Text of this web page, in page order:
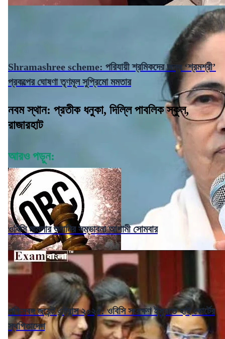
Shramashree scheme: পরিযায়ী শ্রমিকদের জন্য ‘শ্রমশ্রী’
প্রকল্পের ঘোষণা তৃণমূল সুপ্রিমো মমতার
নবম স্থান: প্রতীক ধনুকা, দিল্লি পাবলিক স্কুল,
রাজারহাট
আরও পড়ুন:
ওবিসি মামলার শুনানির সম্ভাবনা আগামী সোমবার
পশ্চিমবঙ্গ জয়েন্ট এন্ট্রান্স ২০২৫: ওবিসি সংরক্ষণ ইস্যুতে হাই কোর্টের
স্থগিতাদেশ